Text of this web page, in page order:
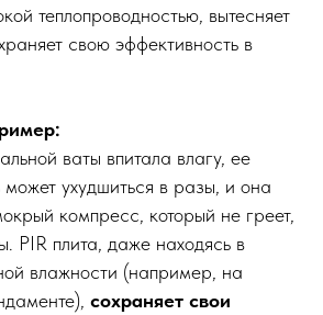
теплопроводностью, вытесняет
свою эффективность в
ваты впитала влагу, ее
может ухудшиться в разы, и она
компресс, который не греет,
PIR плита, даже находясь в
влажности (например, на
сохраняет свои